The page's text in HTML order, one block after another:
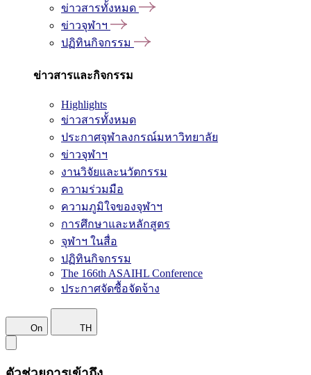
ข่าวสารทั้งหมด
ข่าวจุฬาฯ
ปฏิทินกิจกรรม
ข่าวสารและกิจกรรม
Highlights
ข่าวสารทั้งหมด
ประกาศจุฬาลงกรณ์มหาวิทยาลัย
ข่าวจุฬาฯ
งานวิจัยและนวัตกรรม
ความร่วมมือ
ความภูมิใจของจุฬาฯ
การศึกษาและหลักสูตร
จุฬาฯ ในสื่อ
ปฏิทินกิจกรรม
The 166th ASAIHL Conference
ประกาศจัดซื้อจัดจ้าง
On TH